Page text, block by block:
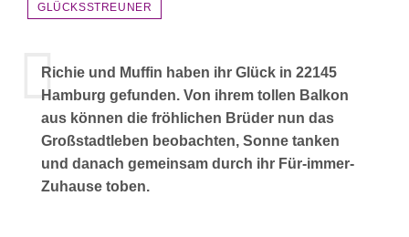
GLÜCKSSTREUNER
Richie und Muffin haben ihr Glück in 22145
Hamburg gefunden. Von ihrem tollen Balkon
aus können die fröhlichen Brüder nun das
Großstadtleben beobachten, Sonne tanken
und danach gemeinsam durch ihr Für-immer-
Zuhause toben.